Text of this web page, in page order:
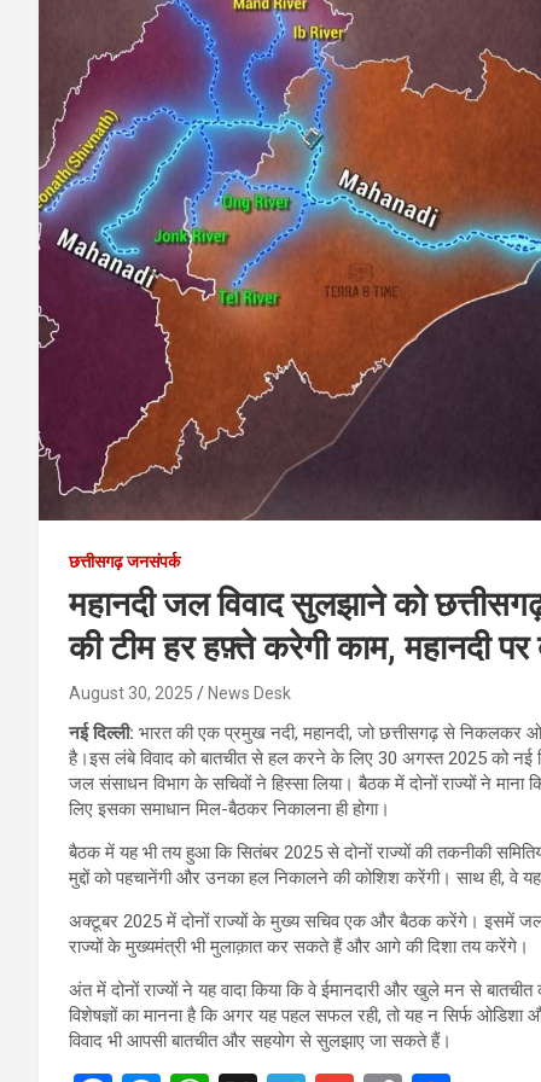
छत्तीसगढ़ जनसंपर्क
महानदी जल विवाद सुलझाने को
की टीम हर हफ़्ते करेगी काम, महानदी
August 30, 2025 News Desk
नई दिल्ली: भारत की एक प्रमुख नदी, महानदी, जो छत्तीसगढ़ से निकलकर
है।इस लंबे विवाद को बातचीत से हल करने के लिए 30 अगस्त 2025 को
जल संसाधन विभाग के सचिवों ने हिस्सा लिया। बैठक में दोनों राज्यों ने
लिए इसका समाधान मिल-बैठकर निकालना ही होगा।
बैठक में यह भी तय हुआ कि सितंबर 2025 से दोनों राज्यों की तकनीकी
मुद्दों को पहचानेंगी और उनका हल निकालने की कोशिश करेंगी। साथ ही, वे
अक्टूबर 2025 में दोनों राज्यों के मुख्य सचिव एक और बैठक करेंगे। इसमें जल
राज्यों के मुख्यमंत्री भी मुलाक़ात कर सकते हैं और आगे की दिशा तय करेंगे।
अंत में दोनों राज्यों ने यह वादा किया कि वे ईमानदारी और खुले मन से
विशेषज्ञों का मानना है कि अगर यह पहल सफल रही, तो यह न सिर्फ
विवाद भी आपसी बातचीत और सहयोग से सुलझाए जा सकते हैं।